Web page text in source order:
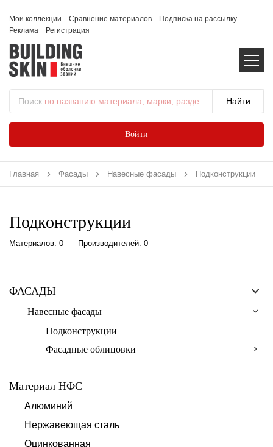
Мои коллекции Сравнение материалов
Подписка на рассылку
Реклама
Регистрация
Поиск по названию материала, марки, раздела...
Войти
Главная Фасады Навесные фасады Подконструкции
Подконструкции
Материалов: 0 Производителей: 0
ФАСАДЫ
Навесные фасады
Подконструкции
Фасадные облицовки
Материал НФС
Алюминий
Нержавеющая сталь
Оцинкованная